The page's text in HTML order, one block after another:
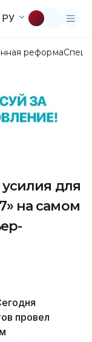
РУ
реформа
для
на самом
провел